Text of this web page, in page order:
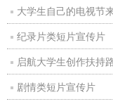
大学生自己的电视节
纪录片类短片宣传片
启航大学生创作扶持
剧情类短片宣传片